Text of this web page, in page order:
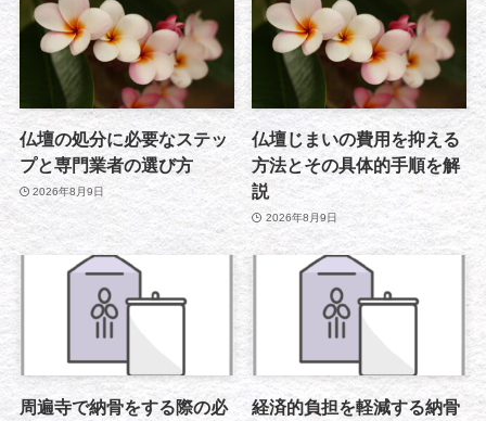
仏壇の処分に必要なステッ
プと専門業者の選び方
2026年8月9日
仏壇じまいの費用を抑える
方法とその具体的手順を解
説
2026年8月9日
周遍寺で納骨をする際の必
経済的負担を軽減する納骨